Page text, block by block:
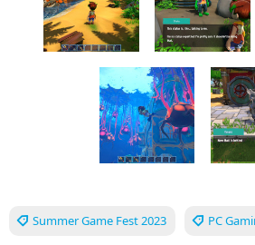
Summer Game Fest 2023 PC